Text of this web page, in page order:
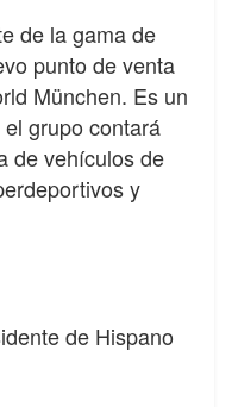
de la gama de
punto de venta
München. Es un
grupo contará
de vehículos de
y
de Hispano